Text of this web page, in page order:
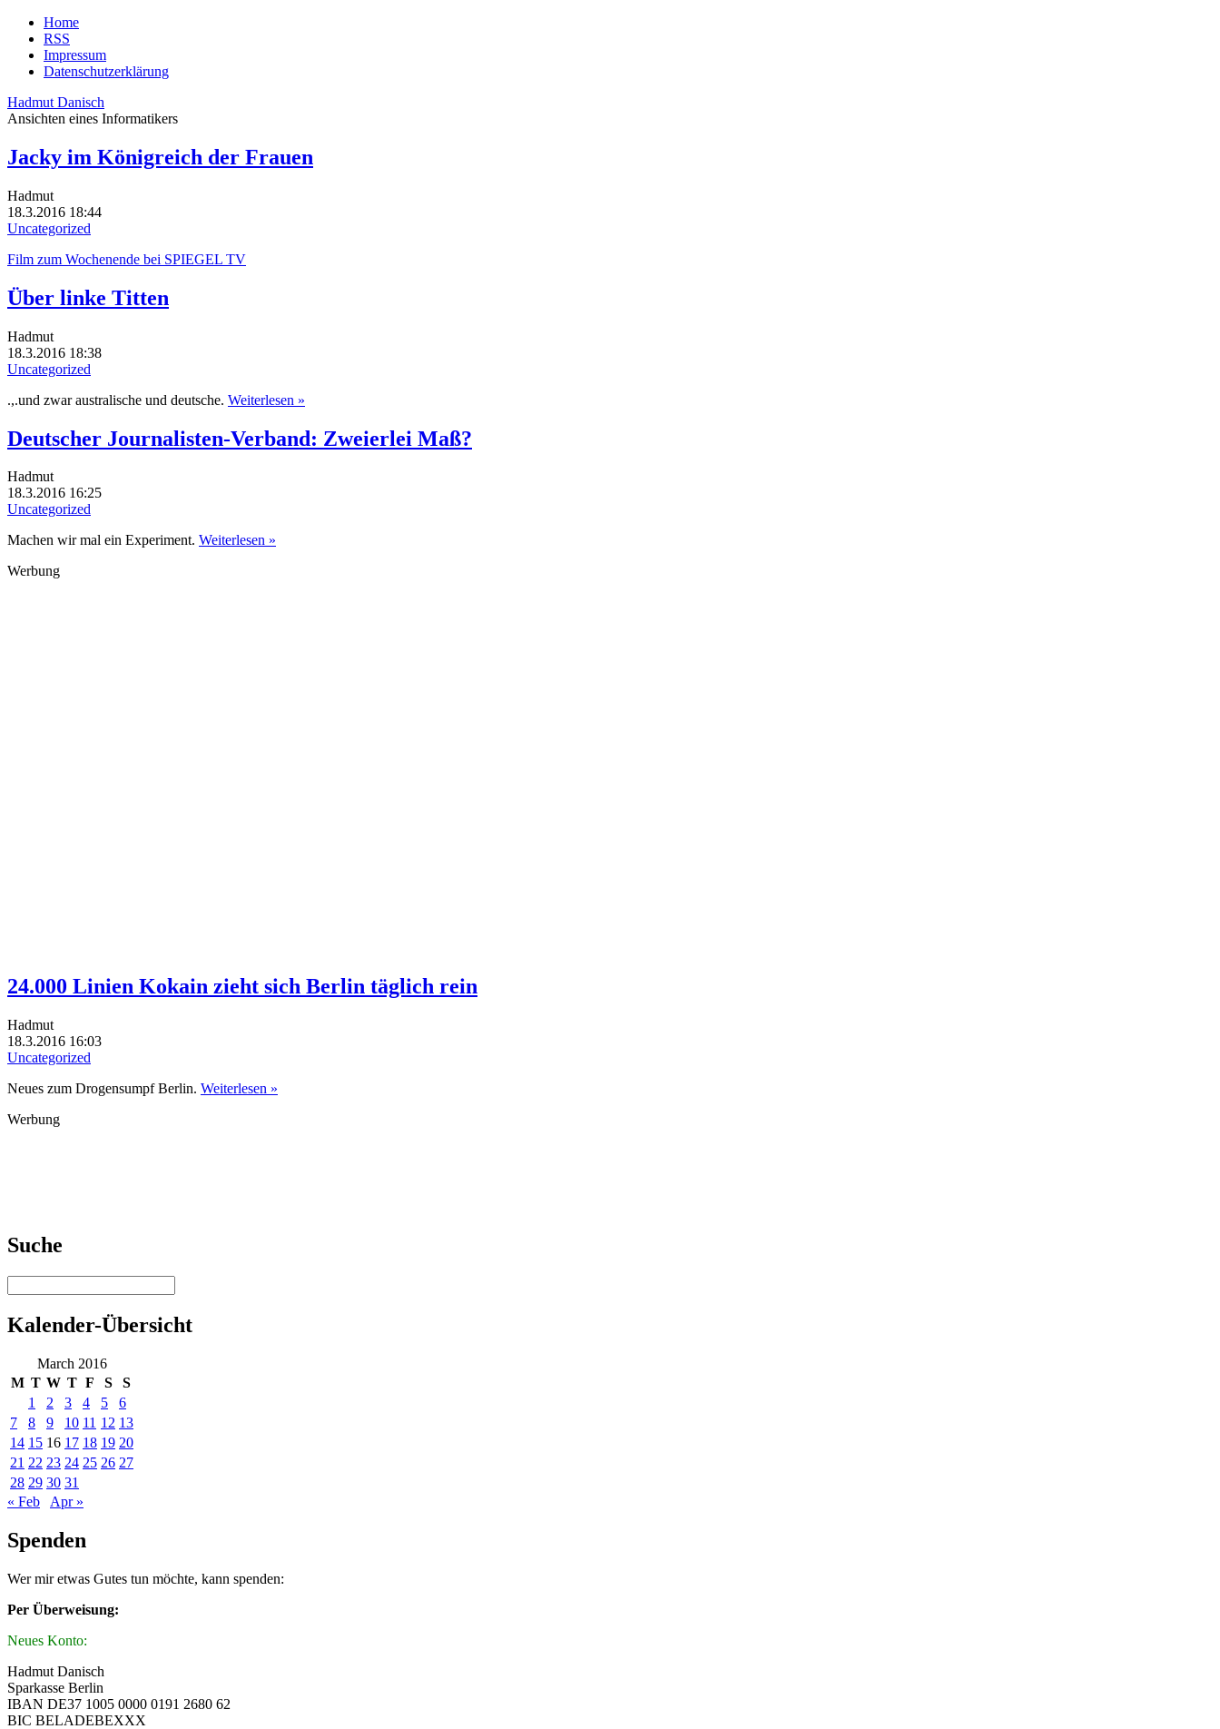
Home
RSS
Impressum
Datenschutzerklärung
Hadmut Danisch
Ansichten eines Informatikers
Jacky im Königreich der Frauen
Hadmut
18.3.2016 18:44
Uncategorized
Film zum Wochenende bei SPIEGEL TV
Über linke Titten
Hadmut
18.3.2016 18:38
Uncategorized
.,.und zwar australische und deutsche. Weiterlesen »
Deutscher Journalisten-Verband: Zweierlei Maß?
Hadmut
18.3.2016 16:25
Uncategorized
Machen wir mal ein Experiment. Weiterlesen »
Werbung
24.000 Linien Kokain zieht sich Berlin täglich rein
Hadmut
18.3.2016 16:03
Uncategorized
Neues zum Drogensumpf Berlin. Weiterlesen »
Werbung
Suche
Kalender-Übersicht
March 2016
M T W T F S
S
1
2 3 4 5
6
7
8 9 10 11 12 13
14 15 16 17 18 19 20
21 22 23 24 25 26 27
28 29 30 31
« Feb
Apr »
Spenden
Wer mir etwas Gutes tun möchte, kann spenden:
Per Überweisung:
Neues Konto:
Hadmut Danisch
Sparkasse Berlin
IBAN DE37 1005 0000 0191 2680 62
BIC BELADEBEXXX